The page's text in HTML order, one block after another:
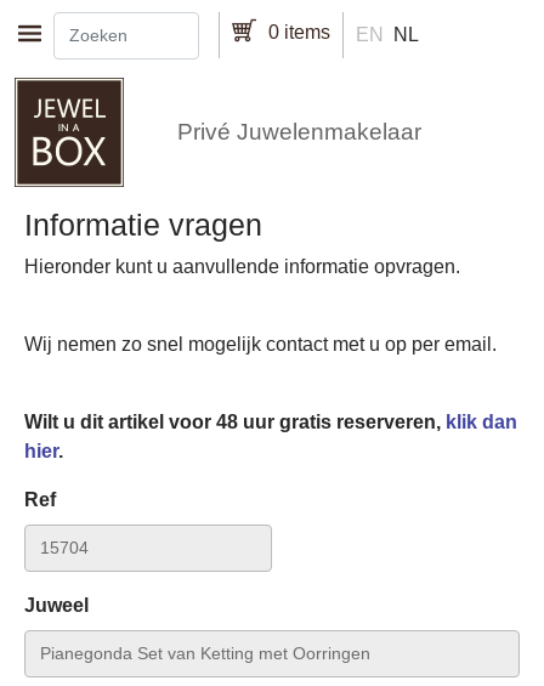
Overslaan en naar de inhoud gaan 0 items EN NL
Privé Juwelenmakelaar
Informatie vragen
Hieronder kunt u aanvullende informatie opvragen.
Wij nemen zo snel mogelijk contact met u op per email.
Wilt u dit artikel voor 48 uur gratis reserveren, klik dan
hier.
Ref
Juweel